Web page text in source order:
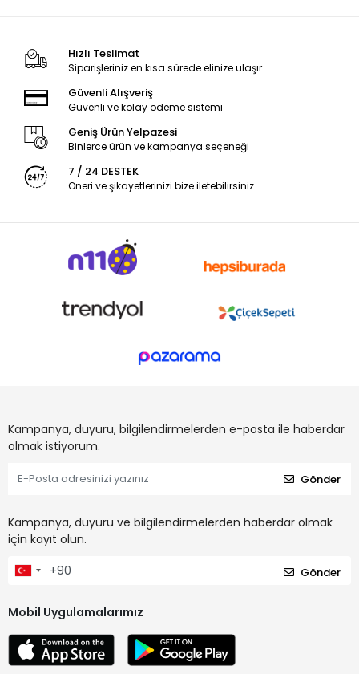
Hızlı Teslimat
Siparişleriniz en kısa sürede elinize ulaşır.
Güvenli Alışveriş
Güvenli ve kolay ödeme sistemi
Geniş Ürün Yelpazesi
Binlerce ürün ve kampanya seçeneği
7 / 24 DESTEK
Öneri ve şikayetlerinizi bize iletebilirsiniz.
Kampanya, duyuru, bilgilendirmelerden e-posta ile haberdar
olmak istiyorum.
Gönder
Kampanya, duyuru ve bilgilendirmelerden haberdar olmak
için kayıt olun.
Gönder
Mobil Uygulamalarımız